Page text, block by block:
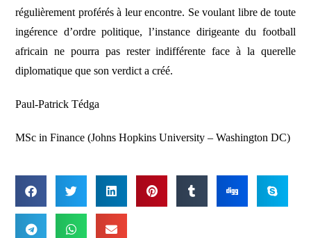
régulièrement proférés à leur encontre. Se voulant libre de toute
ingérence d’ordre politique, l’instance dirigeante du football
africain ne pourra pas rester indifférente face à la querelle
diplomatique que son verdict a créé.
Paul-Patrick Tédga
MSc in Finance (Johns Hopkins University – Washington DC)